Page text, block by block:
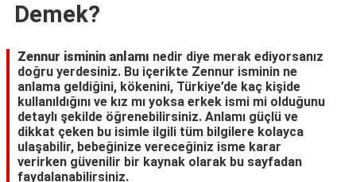
Demek?
Zennur isminin anlamı nedir diye merak ediyorsanız
doğru yerdesiniz. Bu içerikte Zennur isminin ne
anlama geldiğini, kökenini, Türkiye’de kaç kişide
kullanıldığını ve kız mı yoksa erkek ismi mi olduğunu
detaylı şekilde öğrenebilirsiniz. Anlamı güçlü ve
dikkat çeken bu isimle ilgili tüm bilgilere kolayca
ulaşabilir, bebeğinize vereceğiniz isme karar
verirken güvenilir bir kaynak olarak bu sayfadan
faydalanabilirsiniz.